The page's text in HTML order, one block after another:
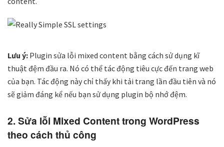
Lưu ý: Plugin sửa lỗi mixed content bằng cách sử dụng kĩ
thuật đệm đầu ra. Nó có thể tác động tiêu cực đến trang web
của bạn. Tác động này chỉ thấy khi tải trang lần đầu tiên và nó
sẽ giảm đáng kể nếu bạn sử dụng plugin bộ nhớ đệm.
2. Sửa lỗi Mixed Content trong WordPress
theo cách thủ công